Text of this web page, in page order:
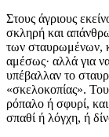
Στους άγριους
σκληρή και
των σταυρωμένων,
αμέσως· αλλά για
υπέβαλλαν το
«σκελοκοπίας».
ρόπαλο ή σφυρί,
σπαθί ή λόγχη, ή